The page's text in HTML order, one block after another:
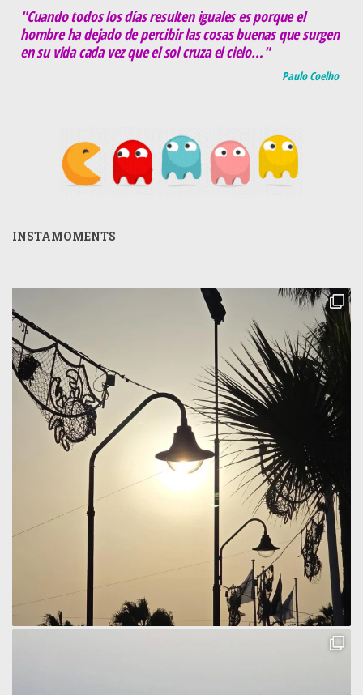
"Cuando todos los días resulten iguales es porque el
hombre ha dejado de percibir las cosas buenas que surgen
en su vida cada vez que el sol cruza el cielo…"
Paulo Coelho
INSTAMOMENTS